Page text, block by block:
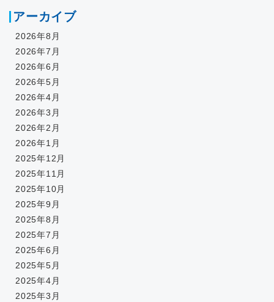
アーカイブ
2026年8月
2026年7月
2026年6月
2026年5月
2026年4月
2026年3月
2026年2月
2026年1月
2025年12月
2025年11月
2025年10月
2025年9月
2025年8月
2025年7月
2025年6月
2025年5月
2025年4月
2025年3月